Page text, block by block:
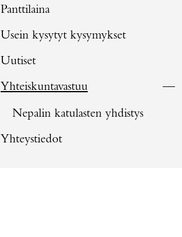
Panttilaina
Usein kysytyt kysymykset
Uutiset
Yhteiskuntavastuu
Nepalin katulasten yhdistys
Yhteystiedot